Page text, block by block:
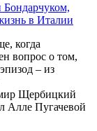
в Италии
когда
вопрос о том,
– из
Щербицкий
Алле Пугачевой